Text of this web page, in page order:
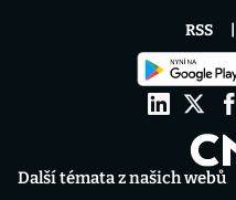
Další témata z našich webů
RSS